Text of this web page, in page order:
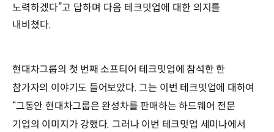
노력하겠다”고 답하며 다음 테크밋업에 대한 의지를
내비쳤다.
현대차그룹의 첫 번째 소프티어 테크밋업에 참석한 한
참가자의 이야기도 들어보았다. 그는 이번 테크밋업에 대하여
“그동안 현대차그룹은 완성차를 판매하는 하드웨어 전문
기업의 이미지가 강했다. 그러나 이번 테크밋업 세미나에서